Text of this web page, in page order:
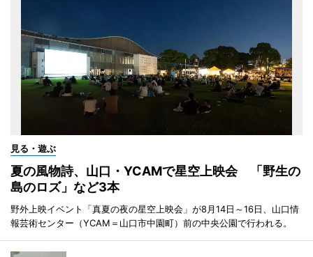
見る・遊ぶ
夏の風物詩、山口・YCAMで星空上映会 「野生の
島のロズ」など3本
野外上映イベント「真夏の夜の星空上映会」が8月14日～16日、山口情
報芸術センター（YCAM＝山口市中園町）前の中央公園で行われる。